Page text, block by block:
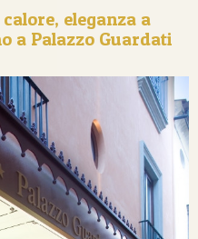
eleganza a
a Palazzo Guardati